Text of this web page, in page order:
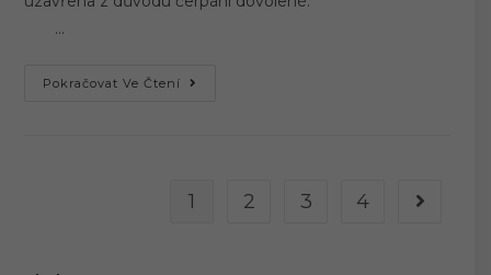
…
Pokračovat Ve ČteníOrdinace
1 2 3 4 Jít na